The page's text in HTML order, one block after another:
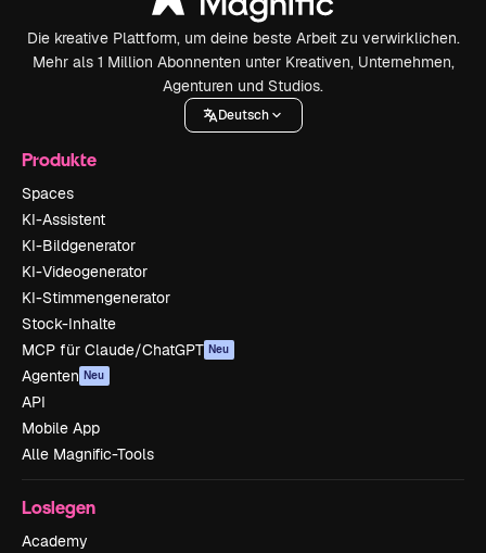
Die kreative Plattform, um deine beste Arbeit zu verwirklichen.
Mehr als 1 Million Abonnenten unter Kreativen, Unternehmen,
Agenturen und Studios.
Deutsch
Produkte
Spaces
KI-Assistent
KI-Bildgenerator
KI-Videogenerator
KI-Stimmengenerator
Stock-Inhalte
MCP für Claude/ChatGPT Neu
Agenten Neu
API
Mobile App
Alle Magnific-Tools
Loslegen
Academy